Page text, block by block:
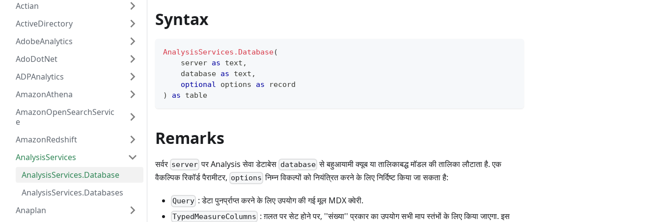
Actian
ActiveDirectory
AdobeAnalytics
AdoDotNet
ADPAnalytics
AmazonAthena
AmazonOpenSearchServic
e
AmazonRedshift
AnalysisServices
AnalysisServices.Database
AnalysisServices.Databases
Anaplan
Syntax
AnalysisServices.Database(
    server
as text ,
    database
as text ,
optional options as
record
)
as table
Remarks
सर्वर server पर Analysis सेवा डेटाबेस databaseसे बहुआयामी क्यूब या तालिकाबद्ध मॉडल की तालिका लौटाता है. एक
वैकल्पिक रिकॉर्ड पैरामीटर, options निम्न विकल्पों को नियंत्रित करने के लिए निर्दिष्ट किया जा सकता है:
Query : डेटा पुनर्प्राप्त करने के लिए उपयोग की गई मूल MDX क्वेरी.
TypedMeasureColumns : ग़लत पर सेट होने पर, ''संख्या'' प्रकार का उपयोग सभी माप स्तंभों के लिए किया जाएगा. इस